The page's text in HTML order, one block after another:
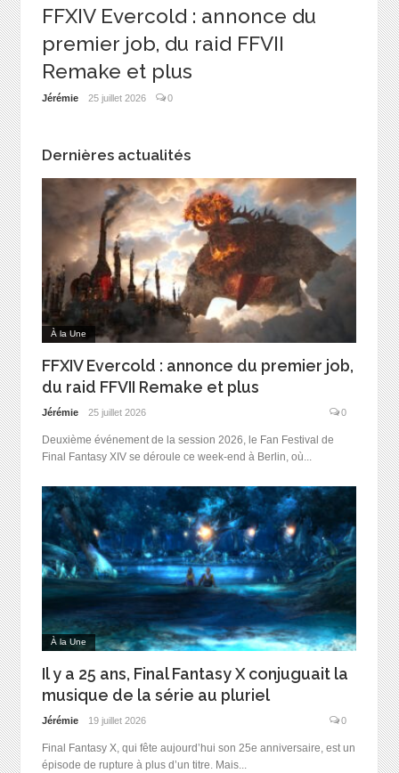
FFXIV Evercold : annonce du
premier job, du raid FFVII
Remake et plus
Jérémie 25 juillet 2026 0
Il y
Jérémie
Dernières actualités
À la Une
FFXIV Evercold : annonce du premier job,
du raid FFVII Remake et plus
Jérémie 25 juillet 2026 0
Deuxième événement de la session 2026, le Fan Festival de
Final Fantasy XIV se déroule ce week-end à Berlin, où...
À la Une
Il y a 25 ans, Final Fantasy X conjuguait la
musique de la série au pluriel
Jérémie 19 juillet 2026 0
Final Fantasy X, qui fête aujourd’hui son 25e anniversaire, est un
épisode de rupture à plus d’un titre. Mais...